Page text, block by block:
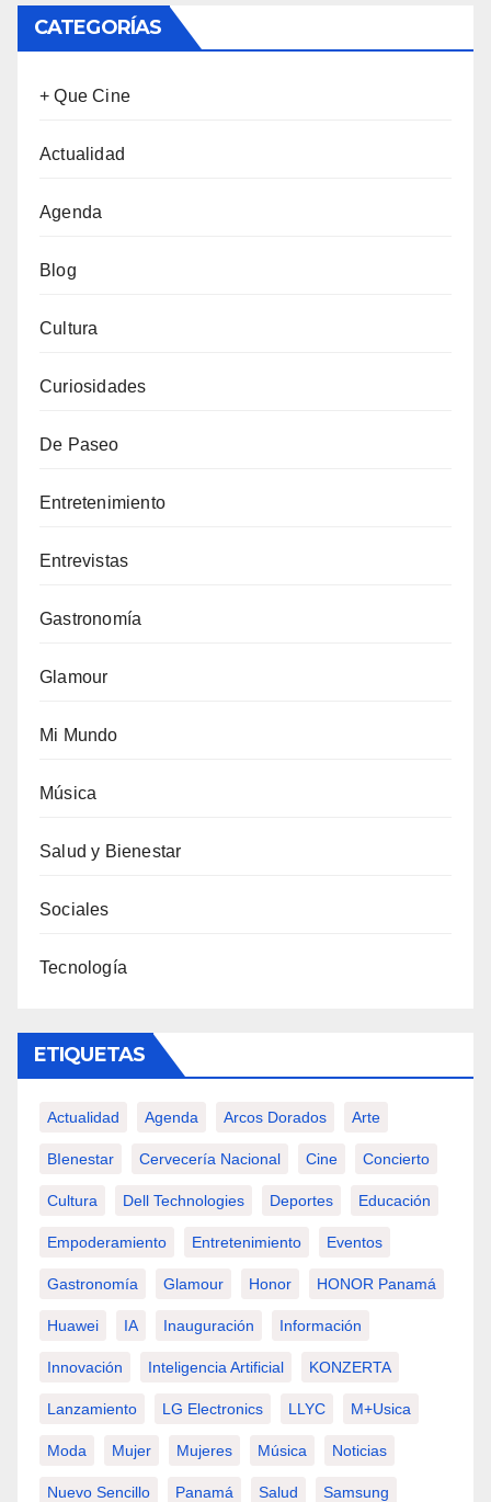
CATEGORÍAS
+ Que Cine
Actualidad
Agenda
Blog
Cultura
Curiosidades
De Paseo
Entretenimiento
Entrevistas
Gastronomía
Glamour
Mi Mundo
Música
Salud y Bienestar
Sociales
Tecnología
ETIQUETAS
Actualidad Agenda Arcos Dorados Arte
BIenestar Cervecería Nacional Cine Concierto
Cultura Dell Technologies Deportes Educación
Empoderamiento Entretenimiento Eventos
Gastronomía Glamour Honor HONOR Panamá
Huawei IA Inauguración Información
Innovación Inteligencia Artificial KONZERTA
Lanzamiento LG Electronics LLYC M+usica
Moda Mujer Mujeres Música Noticias
Nuevo Sencillo Panamá Salud Samsung